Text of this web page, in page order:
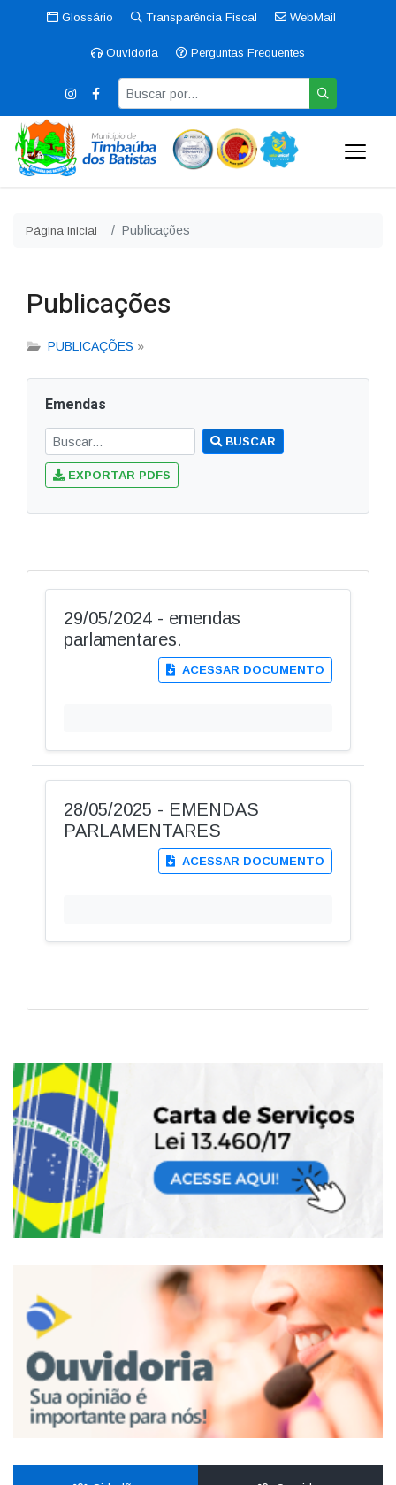
Glossário Transparência Fiscal WebMail
Ouvidoria Perguntas Frequentes
Página Inicial Publicações
Publicações
PUBLICAÇÕES »
Emendas
BUSCAR
EXPORTAR PDFS
29/05/2024 - emendas
parlamentares.
ACESSAR DOCUMENTO
28/05/2025 - EMENDAS
PARLAMENTARES
ACESSAR DOCUMENTO